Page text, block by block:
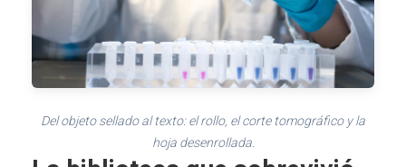
Del objeto sellado al texto: el rollo, el corte tomográfico y la
hoja desenrollada.